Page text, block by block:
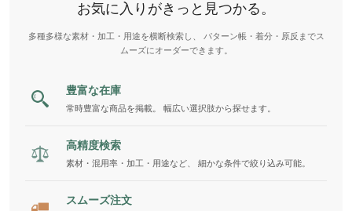
お気に入りがきっと見つかる。
多種多様な素材・加工・用途を横断検索し、 パターン帳・着分・原反までス
ムーズにオーダーできます。
豊富な在庫
常時豊富な商品を掲載。 幅広い選択肢から探せます。
高精度検索
素材・混用率・加工・用途など、 細かな条件で絞り込み可能。
スムーズ注文